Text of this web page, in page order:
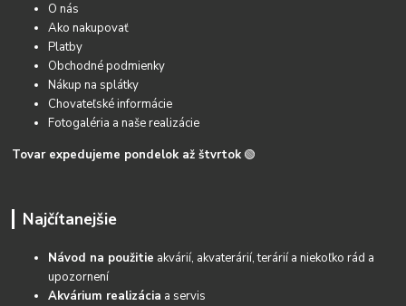
O nás
Ako nakupovať
Platby
Obchodné podmienky
Nákup na splátky
Chovateľské informácie
Fotogaléria a naše realizácie
Tovar expedujeme pondelok až štvrtok 🟢
Najčítanejšie
Návod na použitie akvárií, akvaterárií, terárií a niekoľko rád a
upozornení
Akvárium realizácia a servis